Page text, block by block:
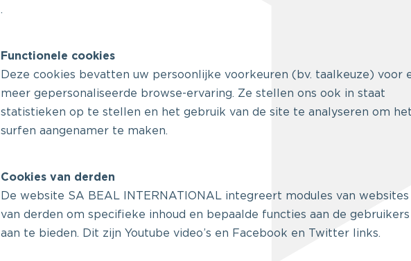
.
Functionele cookies
Deze cookies bevatten uw persoonlijke voorkeuren (bv. taalkeuze) voor
meer gepersonaliseerde browse-ervaring. Ze stellen ons ook in staat
statistieken op te stellen en het gebruik van de site te analyseren om het
surfen aangenamer te maken.
Cookies van derden
De website SA BEAL INTERNATIONAL integreert modules van websites
van derden om specifieke inhoud en bepaalde functies aan de gebruikers
aan te bieden. Dit zijn Youtube video’s en Facebook en Twitter links.